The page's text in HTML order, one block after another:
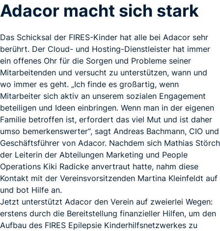
Adacor macht sich stark
Das Schicksal der FIRES-Kinder hat alle bei Adacor sehr
berührt. Der Cloud- und Hosting-Dienstleister hat immer
ein offenes Ohr für die Sorgen und Probleme seiner
Mitarbeitenden und versucht zu unterstützen, wann und
wo immer es geht. „Ich finde es großartig, wenn
Mitarbeiter sich aktiv an unserem sozialen Engagement
beteiligen und Ideen einbringen. Wenn man in der eigenen
Familie betroffen ist, erfordert das viel Mut und ist daher
umso bemerkenswerter“, sagt Andreas Bachmann, CIO und
Geschäftsführer von Adacor. Nachdem sich Mathias Störch
der Leiterin der Abteilungen Marketing und People
Operations Kiki Radicke anvertraut hatte, nahm diese
Kontakt mit der Vereinsvorsitzenden Martina Kleinfeldt auf
und bot Hilfe an.
Jetzt unterstützt Adacor den Verein auf zweierlei Wegen:
erstens durch die Bereitstellung finanzieller Hilfen, um den
Aufbau des FIRES Epilepsie Kinderhilfsnetzwerkes zu